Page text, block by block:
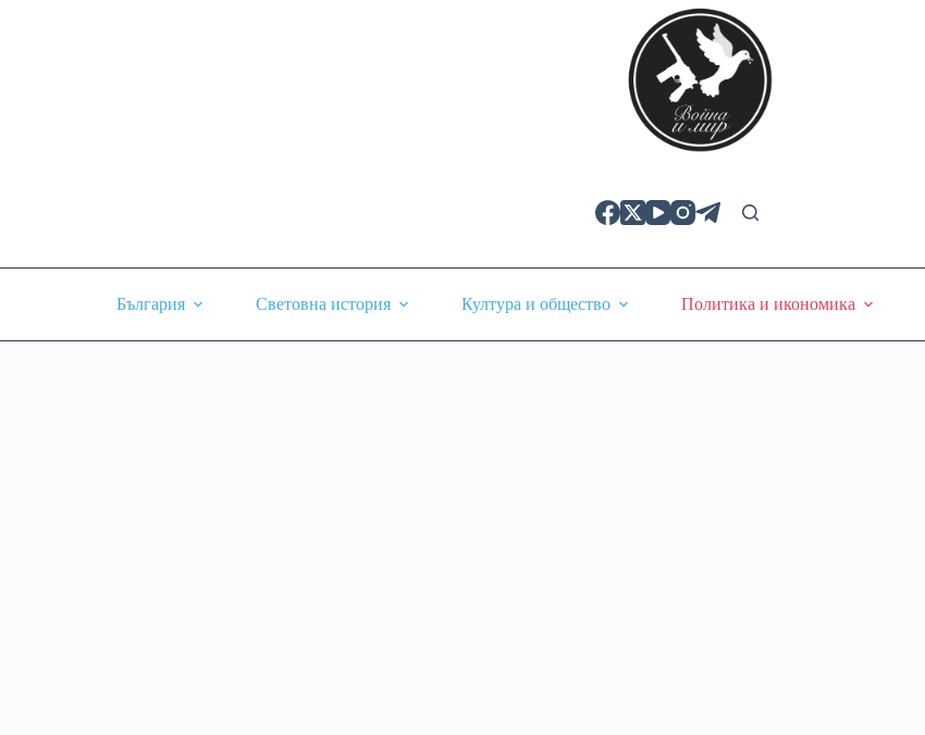
България Световна история Култура и общество Политика и икономика